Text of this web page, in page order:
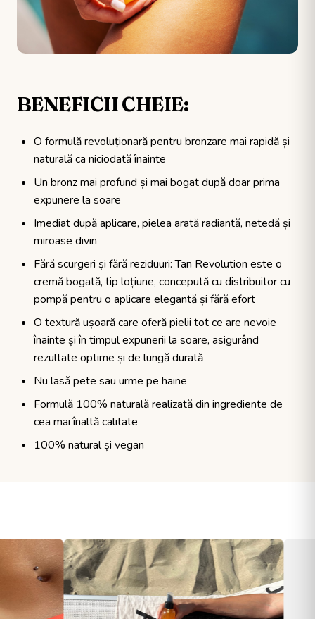
BENEFICII CHEIE:
O formulă revoluționară pentru bronzare mai rapidă și
naturală ca niciodată înainte
Un bronz mai profund și mai bogat după doar prima
expunere la soare
Imediat după aplicare, pielea arată radiantă, netedă și
miroase divin
Fără scurgeri și fără reziduuri: Tan Revolution este o
cremă bogată, tip loțiune, concepută cu distribuitor cu
pompă pentru o aplicare elegantă și fără efort
O textură ușoară care oferă pielii tot ce are nevoie
înainte și în timpul expunerii la soare, asigurând
rezultate optime și de lungă durată
Nu lasă pete sau urme pe haine
Formulă 100% naturală realizată din ingrediente de
cea mai înaltă calitate
100% natural și vegan